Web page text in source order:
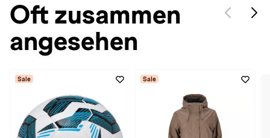
Oft zusammen
angesehen
Sale Sale